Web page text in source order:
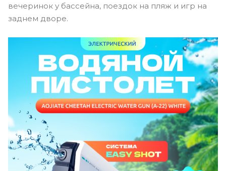
вечеринок у бассейна, поездок на пляж и игр на
заднем дворе.